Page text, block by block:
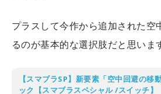
プラスして今作から追加された空
るのが基本的な選択肢だと思いま
【スマブラSP】新要素「空中回避の移
ック【スマブラスペシャル /スイッチ】